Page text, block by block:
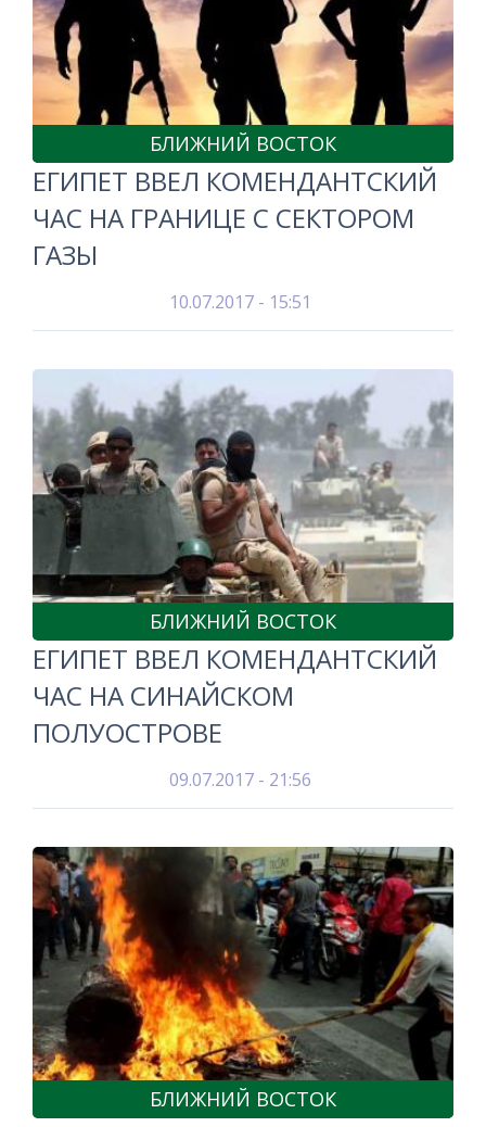
БЛИЖНИЙ ВОСТОК
ЕГИПЕТ ВВЕЛ КОМЕНДАНТСКИЙ
ЧАС НА ГРАНИЦЕ С СЕКТОРОМ
ГАЗЫ
10.07.2017 - 15:51
БЛИЖНИЙ ВОСТОК
ЕГИПЕТ ВВЕЛ КОМЕНДАНТСКИЙ
ЧАС НА СИНАЙСКОМ
ПОЛУОСТРОВЕ
09.07.2017 - 21:56
БЛИЖНИЙ ВОСТОК